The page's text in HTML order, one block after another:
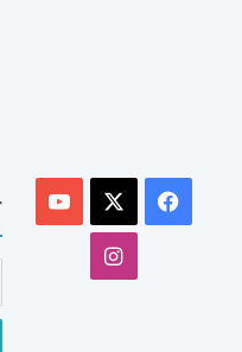
فيسبوك
انستقرام